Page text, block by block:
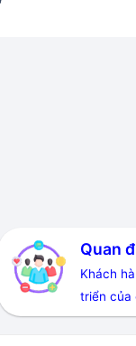
Quan
Khách
triển của